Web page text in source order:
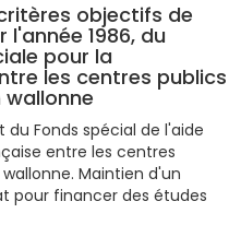
objectifs de
1986, du
pour la
les centres publics
wallonne
Fonds spécial de l'aide
entre les centres
Maintien d'un
pour financer des études